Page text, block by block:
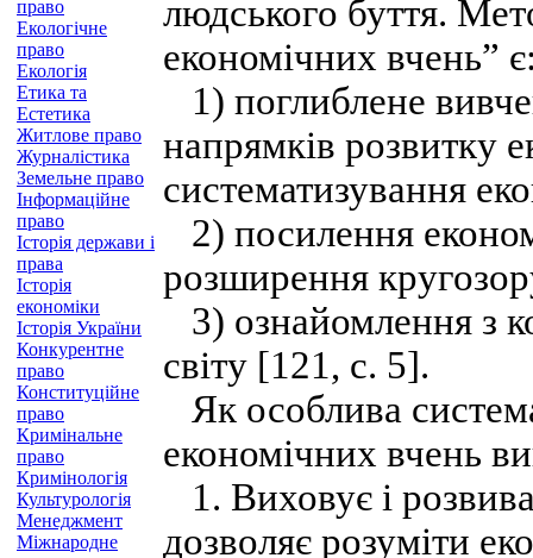
право
Екологічне
право
Екологія
Етика та
Естетика
Житлове право
Журналістика
Земельне право
Інформаційне
право
Історія держави і
права
Історія
економіки
Історія України
Конкурентне
право
Конституційне
право
Кримінальне
право
Кримінологія
Культурологія
Менеджмент
Міжнародне
людського буття.
економічних вчень”
1) поглиблене
напрямків розвитку
систематизування
2) посилення
розширення
3) ознайомлення з
світу [121, с. 5].
Як особлива
економічних вчень
1. Виховує і
дозволяє розуміти